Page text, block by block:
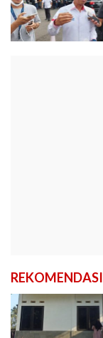
REKOMENDASI